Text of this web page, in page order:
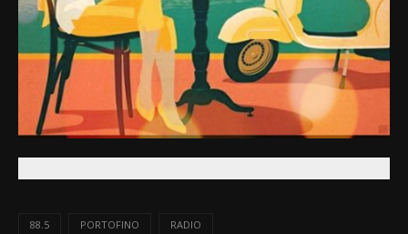
88.5 PORTOFINO RADIO